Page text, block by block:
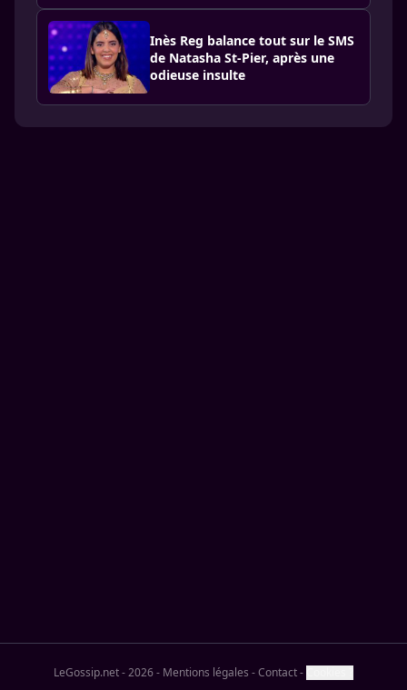
Inès Reg balance tout sur le SMS
de Natasha St-Pier, après une
odieuse insulte
LeGossip.net - 2026- Mentions légales -Contact-